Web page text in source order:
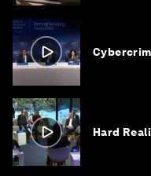
Hard